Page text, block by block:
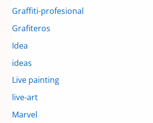
Graffiti-profesional
Grafiteros
Idea
ideas
Live painting
live-art
Marvel